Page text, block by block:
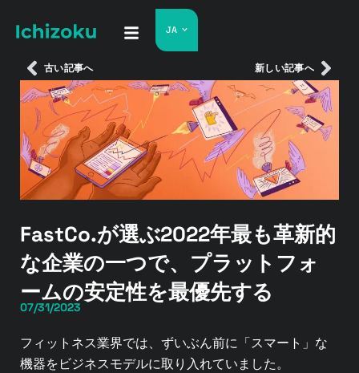
JA
古い記事へ 新しい記事へ
FastCo.が選ぶ2022年最も革新的
な企業の一つで、プラットフォ
ームの安定性を最優先する
07/31/2023
フィットネス業界では、ずいぶん前に「スマート」な
機器をビジネスモデルに取り入れていました。